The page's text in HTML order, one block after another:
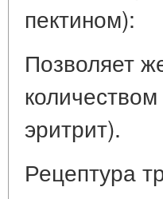
пектином):
Позволяет
эритрит).
Рецептура